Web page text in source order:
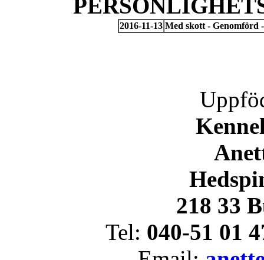
2016-11-13 Med skott - Genomförd
218 33
Tel: 040-51 01